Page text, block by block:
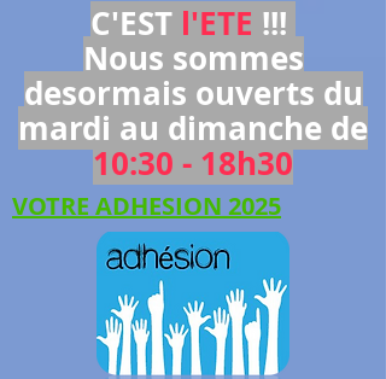
C'EST l'ETE !!!
Nous sommes
desormais ouverts du
mardi au dimanche de
10:30 - 18h30
VOTRE ADHESION 2025